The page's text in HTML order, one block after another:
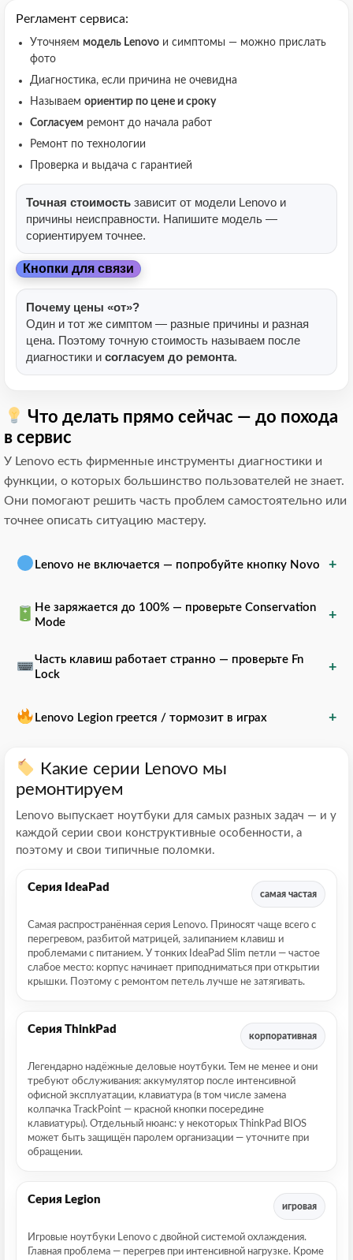
Регламент сервиса:
Уточняем модель Lenovo и симптомы — можно прислать
фото
Диагностика, если причина не очевидна
Называем ориентир по цене и сроку
Согласуем ремонт до начала работ
Ремонт по технологии
Проверка и выдача с гарантией
Точная стоимость зависит от модели Lenovo и
причины неисправности. Напишите модель —
сориентируем точнее.
Кнопки для связи
Почему цены «от»?
Один и тот же симптом — разные причины и разная
цена. Поэтому точную стоимость называем после
диагностики и согласуем до ремонта.
Что делать прямо сейчас — до похода
в сервис
У Lenovo есть фирменные инструменты диагностики и
функции, о которых большинство пользователей не знает.
Они помогают решить часть проблем самостоятельно или
точнее описать ситуацию мастеру.
Lenovo не включается — попробуйте кнопку Novo +
Не заряжается до 100% — проверьте Conservation
Mode
+
Часть клавиш работает странно — проверьте Fn
Lock
+
Lenovo Legion греется / тормозит в играх +
Какие серии Lenovo мы
ремонтируем
Lenovo выпускает ноутбуки для самых разных задач — и у
каждой серии свои конструктивные особенности, а
поэтому и свои типичные поломки.
Серия IdeaPad
самая частая
Самая распространённая серия Lenovo. Приносят чаще всего с
перегревом, разбитой матрицей, залипанием клавиш и
проблемами с питанием. У тонких IdeaPad Slim петли — частое
слабое место: корпус начинает приподниматься при открытии
крышки. Поэтому с ремонтом петель лучше не затягивать.
Серия ThinkPad
корпоративная
Легендарно надёжные деловые ноутбуки. Тем не менее и они
требуют обслуживания: аккумулятор после интенсивной
офисной эксплуатации, клавиатура (в том числе замена
колпачка TrackPoint — красной кнопки посередине
клавиатуры). Отдельный нюанс: у некоторых ThinkPad BIOS
может быть защищён паролем организации — уточните при
обращении.
Серия Legion
игровая
Игровые ноутбуки Lenovo с двойной системой охлаждения.
Главная проблема — перегрев при интенсивной нагрузке. Кроме